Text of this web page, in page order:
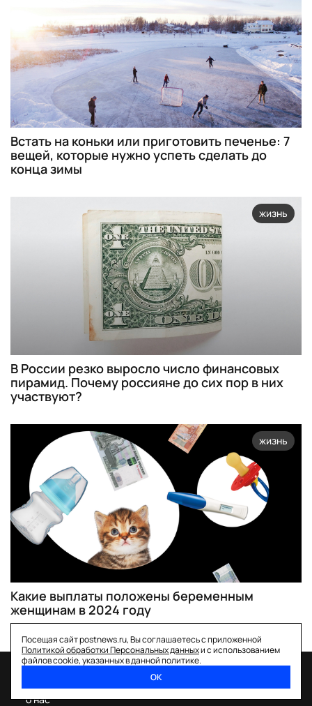
Встать на коньки или приготовить печенье: 7
вещей, которые нужно успеть сделать до
конца зимы
жизнь
В России резко выросло число финансовых
пирамид. Почему россияне до сих пор в них
участвуют?
жизнь
Какие выплаты положены беременным
женщинам в 2024 году
Посещая сайт postnews.ru, Вы соглашаетесь с приложенной
Политикой обработки Персональных данныхи с использованием
файлов cookie, указанных в данной политике.
ОК
о нас